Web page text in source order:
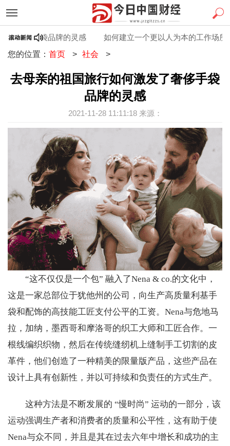
奢侈手袋品牌的灵感
如何建立一个更以人为本的工作场所
您的位置： 首页 > 社会 >
去母亲的祖国旅行如何激发了奢侈手袋
品牌的灵感
2021-11-28 11:11:18 来源：
“这不仅仅是一个包” 融入了Nena & co.的文化中，
这是一家总部位于犹他州的公司，向生产高质量利基手
袋和配饰的高技能工匠支付公平的工资。Nena与危地马
拉，加纳，墨西哥和摩洛哥的织工大师和工匠合作。一
根线编织织物，然后在传统缝纫机上缝制手工切割的皮
革件，他们创造了一种精美的限量版产品，这些产品在
设计上具有创新性，并以可持续和负责任的方式生产。
这种方法是不断发展的 “慢时尚” 运动的一部分，该
运动强调生产者和消费者的质量和公平性，这有助于使
Nena与众不同，并且是其在过去六年中增长和成功的主